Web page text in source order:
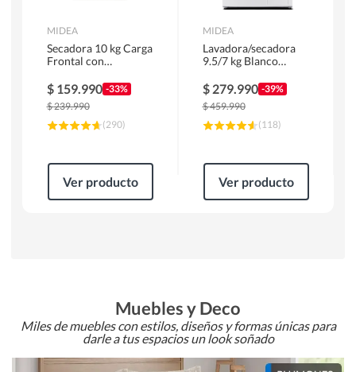
MIDEA
Secadora 10 kg Carga
Frontal con
MD100A100/W2
$ 159.990 -33%
$239.990
(290)
Ver producto
MIDEA
Lavadora/secadora
9.5/7 kg Blanco
$ 279.990 -39%
$459.990
(118)
Ver producto
Muebles y Deco
Miles de muebles con estilos, diseños y formas únicas para
darle a tus espacios un look soñado